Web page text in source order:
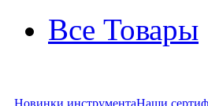
Все Товары
Новинки инструментаНаши